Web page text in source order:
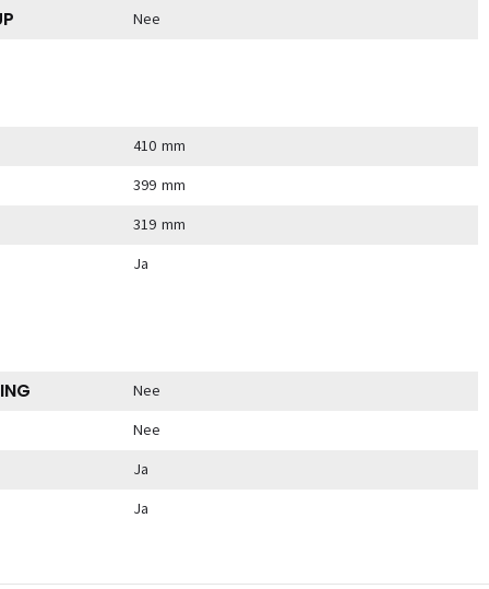
Nee
410 mm
399 mm
319 mm
Ja
Nee
Nee
Ja
Ja